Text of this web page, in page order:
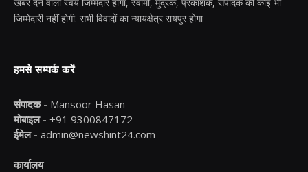
जिम्मेदारी नहीं होगी. सभी विवादों का न्यायक्षेत्र रायपुर होगा
हमसे सम्पर्क करें
संपादक - Mansoor Hasan
मोबाइल - +91 9300847172
ईमेल - admin@newshint24.com
कार्यालय